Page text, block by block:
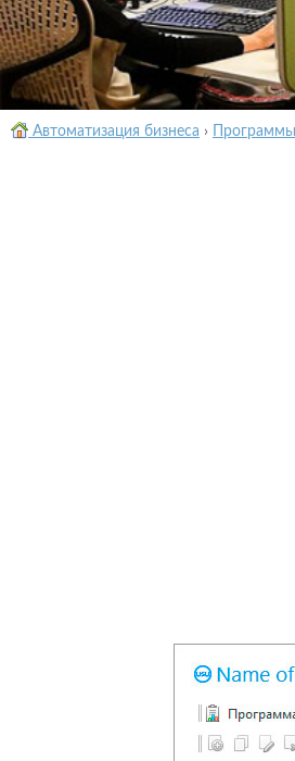
Автоматизация бизнеса ›